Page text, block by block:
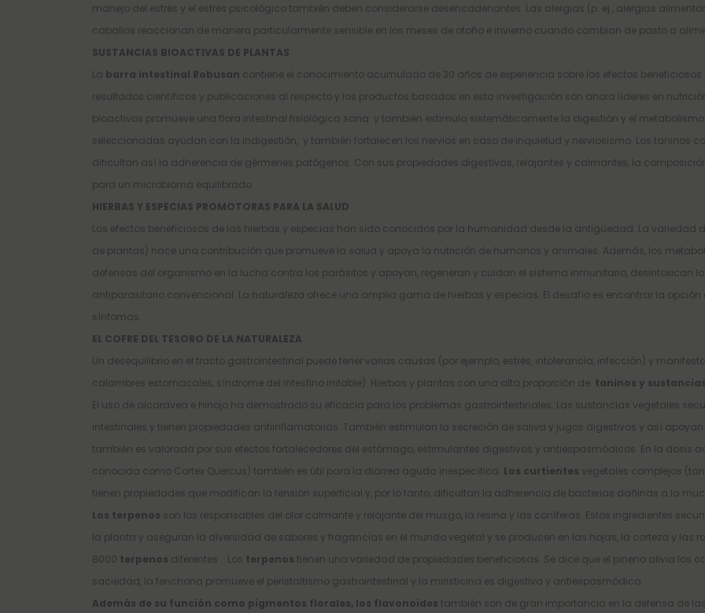
manejo del estrés y el estrés psicológico también deben considerarse desencadenantes. Las alergias (p. ej., alergias
caballos reaccionan de manera particularmente sensible en los meses de otoño e invierno cuando cambian de pasto a
SUSTANCIAS BIOACTIVAS DE PLANTAS
La barra intestinal Robusan contiene el conocimiento acumulado de 30 años de experiencia sobre los efectos beneficiosos
resultados científicos y publicaciones al respecto y los productos basados ​​en esta investigación son ahora líderes en
bioactivos promueve una flora intestinal fisiológica sana y también estimula sistemáticamente la digestión y el
seleccionadas ayudan con la indigestión, y también fortalecen los nervios en caso de inquietud y nerviosismo. Los taninos
dificultan así la adherencia de gérmenes patógenos. Con sus propiedades digestivas, relajantes y calmantes, la
para un microbioma equilibrado.
HIERBAS Y ESPECIAS PROMOTORAS PARA LA SALUD
Los efectos beneficiosos de las hierbas y especias han sido conocidos por la humanidad desde la antigüedad. La variedad
de plantas) hace una contribución que promueve la salud y apoya la nutrición de humanos y animales. Además, los
defensas del organismo en la lucha contra los parásitos y apoyan, regeneran y cuidan el sistema inmunitario, desintoxican
antiparasitario convencional. La naturaleza ofrece una amplia gama de hierbas y especias. El desafío es encontrar la
síntomas.
EL COFRE DEL TESORO DE LA NATURALEZA
Un desequilibrio en el tracto gastrointestinal puede tener varias causas (por ejemplo, estrés, intolerancia, infección) y
calambres estomacales, síndrome del intestino irritable). Hierbas y plantas con una alta proporción de taninos y
El uso de alcaravea e hinojo ha demostrado su eficacia para los problemas gastrointestinales. Las sustancias vegetales
intestinales y tienen propiedades antiinflamatorias. También estimulan la secreción de saliva y jugos digestivos y así
también es valorada por sus efectos fortalecedores del estómago, estimulantes digestivos y antiespasmódicos. En la dosis
conocida como Cortex Quercus) también es útil para la diarrea aguda inespecífica. Los curtientes vegetales complejos
tienen propiedades que modifican la tensión superficial y, por lo tanto, dificultan la adherencia de bacterias dañinas a la
Los terpenos son los responsables del olor calmante y relajante del musgo, la resina y las coníferas. Estos ingredientes
la planta y aseguran la diversidad de sabores y fragancias en el mundo vegetal y se producen en las hojas, la corteza y las
8000 terpenos diferentes . Los terpenos tienen una variedad de propiedades beneficiosas. Se dice que el pineno alivia los
saciedad, la fenchona promueve el peristaltismo gastrointestinal y la miristicina es digestiva y antiespasmódica.
Además de su función como pigmentos florales, los flavonoides también son de gran importancia en la defensa de